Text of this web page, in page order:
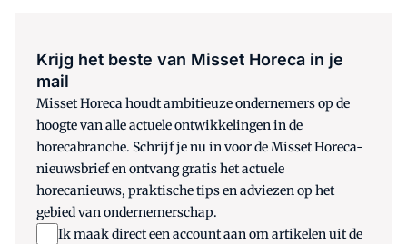
Krijg het beste van Misset Horeca in je
mail
Misset Horeca houdt ambitieuze ondernemers op de
hoogte van alle actuele ontwikkelingen in de
horecabranche. Schrijf je nu in voor de Misset Horeca-
nieuwsbrief en ontvang gratis het actuele
horecanieuws, praktische tips en adviezen op het
gebied van ondernemerschap.
Ik maak direct een account aan om artikelen uit de